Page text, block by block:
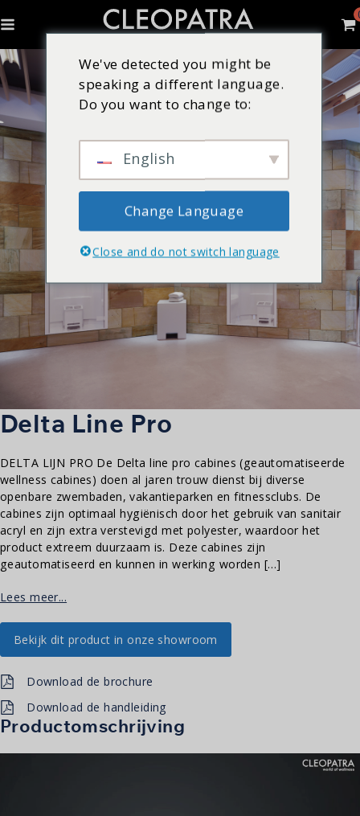
Delta Line Pro
DELTA LIJN PRO De Delta line pro cabines (geautomatiseerde
wellness cabines) doen al jaren trouw dienst bij diverse
openbare zwembaden, vakantieparken en fitnessclubs. De
cabines zijn optimaal hygiënisch door het gebruik van sanitair
acryl en zijn extra verstevigd met polyester, waardoor het
product extreem duurzaam is. Deze cabines zijn
geautomatiseerd en kunnen in werking worden […]
Lees meer...
Bekijk dit product in onze showroom
Download de brochure
Download de handleiding
Productomschrijving
We've detected you might be
speaking a different language.
Do you want to change to:
English
Change Language
Close and do not switch language